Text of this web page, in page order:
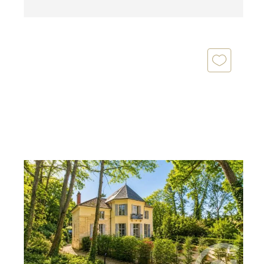
L ISLE ADAM 95
92,24 m2, 3 pièces
Ref : 677801
Appartement F4 à vendre
428 000 €